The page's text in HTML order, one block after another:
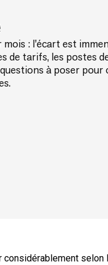
: l'écart est
de tarifs, les postes
à poser